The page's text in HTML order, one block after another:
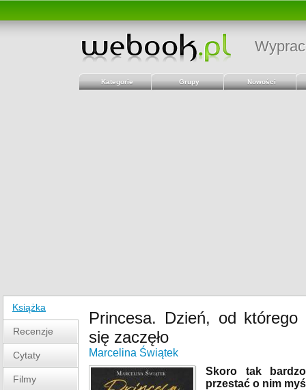
Kategorie Grupy Nowości
Książka
Recenzje
Cytaty
Filmy
Princesa. Dzień, od którego
się zaczęło
Marcelina Świątek
Skoro tak
przestać o nim